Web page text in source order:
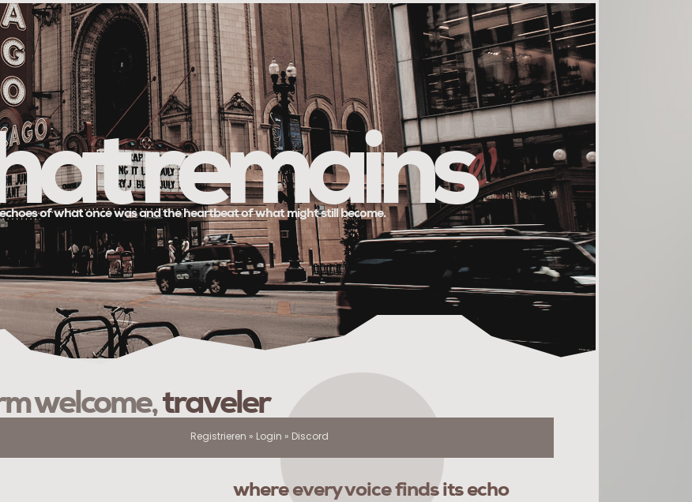
remains
of what once was and the heartbeat of what might still become.
welcome,traveler
Registrieren » Login » Discord
where every voice finds its echo